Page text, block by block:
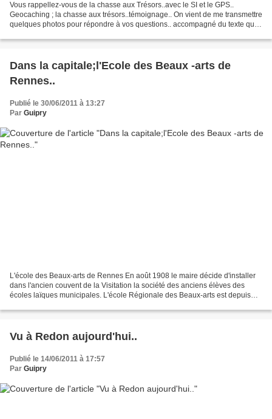
Vous rappellez-vous de la chasse aux Trésors..avec le SI et le GPS..
Geocaching ; la chasse aux trésors..témoignage.. On vient de me transmettre
quelques photos pour répondre à vos questions.. accompagné du texte qui
Dans la capitale;l'Ecole des Beaux -arts de
Rennes..
Publié le 30/06/2011 à 13:27
Par Guipry
L'école des Beaux-arts de Rennes En août 1908 le maire décide d'installer
dans l'ancien couvent de la Visitation la société des anciens élèves des
écoles laïques municipales. L'école Régionale des Beaux-arts est depuis
Vu à Redon aujourd'hui..
Publié le 14/06/2011 à 17:57
Par Guipry